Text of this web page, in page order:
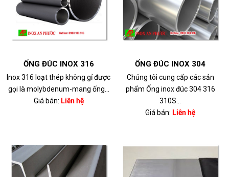
ỐNG ĐÚC INOX 316
Inox 316 loạt thép không gỉ được
gọi là molybdenum-mang ống...
Giá bán: Liên hệ
ỐNG ĐÚC INOX 304
Chúng tôi cung cấp các sản
phẩm Ống inox đúc 304 316
310S...
Giá bán: Liên hệ